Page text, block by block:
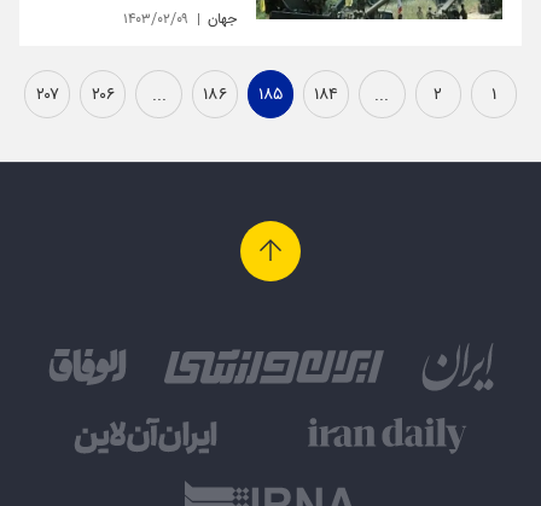
جهان ۱۴۰۳/۰۲/۰۹
۱ ۲ ... ۱۸۴ ۱۸۵ ۱۸۶ ... ۲۰۶ ۲۰۷